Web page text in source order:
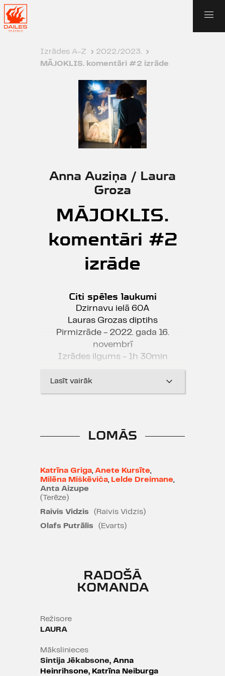
Izrādes A-Z › 2022./2023. ›
MĀJOKLIS. komentāri #2 izrāde
Anna Auziņa / Laura
Groza
MĀJOKLIS.
komentāri #2
izrāde
Citi spēles laukumi
Dzirnavu ielā 60A
Lauras Grozas diptihs
Pirmizrāde - 2022. gada 16.
novembrī
Izrādes ilgums - 1h 30min
"Lauras Grozas diptihs "MĀJOKLIS.
komentāri", šķiet, ir viens no šīs
Edvards Bruss, "Kroders.lv"
"Ievērības cienīgs notikums
skatuves un performanču mākslas
kustībā, kas tēmai "sievietes
ķermeniskums" piešķir aktualitāti."
Ilze Kļaviņa, "Kultūrzīmes"
māsībā un spēkā, lai bez
mazākajiem sirdsapziņas
runātu tikai un vienīgi par savām
Undīne Adamaite, “Diena”
24.11.2022.
Lasīt vairāk
LOMĀS
Katrīna Griga, Anete Kursīte,
Milēna Miškēviča, Lelde Dreimane,
Anta Aizupe
(Terēze)
Raivis Vidzis
(Raivis Vidzis)
Olafs Putrālis
(Evarts)
RADOŠĀ
KOMANDA
Režisore
LAURA
Mākslinieces
Sintija Jēkabsone, Anna
Heinrihsone, Katrīna Neiburga